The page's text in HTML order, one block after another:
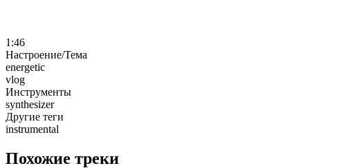
1:46
Настроение/Тема
energetic
vlog
Инструменты
synthesizer
Другие теги
instrumental
Похожие треки